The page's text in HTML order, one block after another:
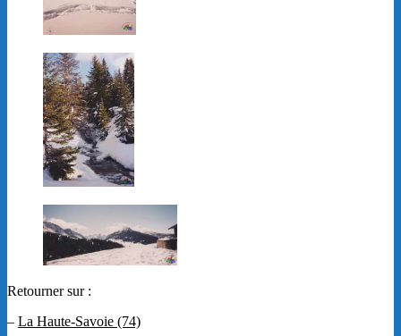
Retourner sur :
– La Haute-Savoie (74)